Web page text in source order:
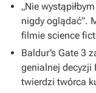
„Nie
nigdy oglądać”.
filmie science
Baldur’s Gate 3
genialnej decyzji
twierdzi twórca